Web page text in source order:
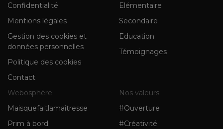
Confidentialité
Mentions légales
Gestion des cookies et
données personnelles
Politique des cookies
Contact
Elémentaire
Secondaire
Education
Témoignages
Webosphère
Maisquefaitlamaitresse
Prim à bord
Nos valeurs
#Ouverture
#Créativité